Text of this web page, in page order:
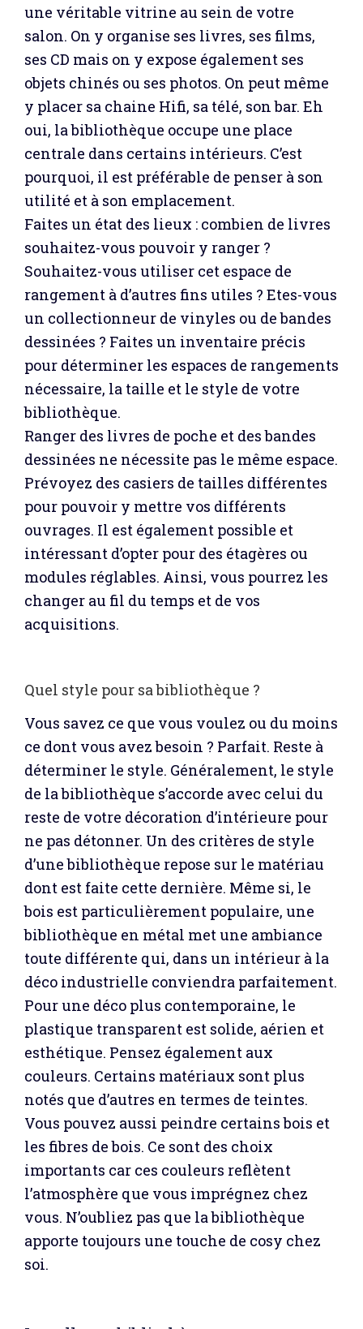
une véritable vitrine au sein de votre
salon. On y organise ses livres, ses films,
ses CD mais on y expose également ses
objets chinés ou ses photos. On peut même
y placer sa chaine Hifi, sa télé, son bar. Eh
oui, la bibliothèque occupe une place
centrale dans certains intérieurs. C’est
pourquoi, il est préférable de penser à son
utilité et à son emplacement.
Faites un état des lieux : combien de livres
souhaitez-vous pouvoir y ranger ?
Souhaitez-vous utiliser cet espace de
rangement à d’autres fins utiles ? Etes-vous
un collectionneur de vinyles ou de bandes
dessinées ? Faites un inventaire précis
pour déterminer les espaces de rangements
nécessaire, la taille et le style de votre
bibliothèque.
Ranger des livres de poche et des bandes
dessinées ne nécessite pas le même espace.
Prévoyez des casiers de tailles différentes
pour pouvoir y mettre vos différents
ouvrages. Il est également possible et
intéressant d’opter pour des étagères ou
modules réglables. Ainsi, vous pourrez les
changer au fil du temps et de vos
acquisitions.
Quel style pour sa bibliothèque ?
Vous savez ce que vous voulez ou du moins
ce dont vous avez besoin ? Parfait. Reste à
déterminer le style. Généralement, le style
de la bibliothèque s’accorde avec celui du
reste de votre décoration d’intérieure pour
ne pas détonner. Un des critères de style
d’une bibliothèque repose sur le matériau
dont est faite cette dernière. Même si, le
bois est particulièrement populaire, une
bibliothèque en métal met une ambiance
toute différente qui, dans un intérieur à la
déco industrielle conviendra parfaitement.
Pour une déco plus contemporaine, le
plastique transparent est solide, aérien et
esthétique. Pensez également aux
couleurs. Certains matériaux sont plus
notés que d’autres en termes de teintes.
Vous pouvez aussi peindre certains bois et
les fibres de bois. Ce sont des choix
importants car ces couleurs reflètent
l’atmosphère que vous imprégnez chez
vous. N’oubliez pas que la bibliothèque
apporte toujours une touche de cosy chez
soi.